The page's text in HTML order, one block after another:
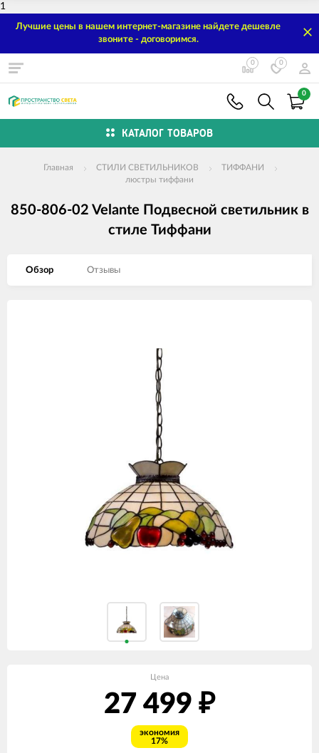
1
Лучшие цены в нашем интернет-магазине найдете дешевле
звоните - договоримся.
0 0
0
КАТАЛОГ ТОВАРОВ
Главная СТИЛИ СВЕТИЛЬНИКОВ
ТИФФАНИ
люстры тиффани
850-806-02 Velante Подвесной светильник в
стиле Тиффани
Обзор Отзывы
Цена
27 499 ₽
экономия
17%